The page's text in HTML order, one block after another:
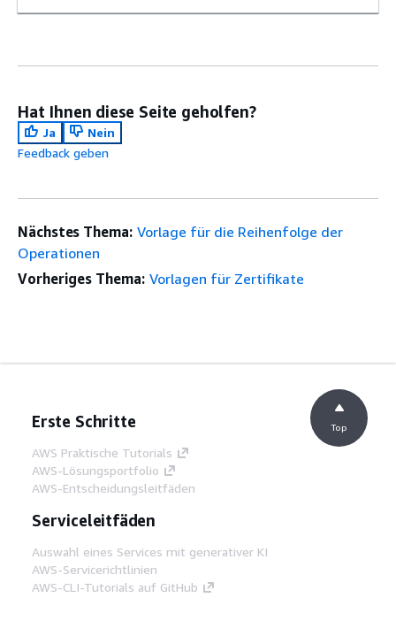
Hat Ihnen diese Seite geholfen?
Ja
Nein
Feedback geben
Nächstes Thema: Vorlage für die Reihenfolge der
Operationen
Vorheriges Thema: Vorlagen für Zertifikate
Erste Schritte
AWS Praktische Tutorials
AWS-Lösungsportfolio
AWS-Entscheidungsleitfäden
Serviceleitfäden
Auswahl eines Services mit generativer KI
AWS-Servicerichtlinien
AWS-CLI-Tutorials auf GitHub
Top